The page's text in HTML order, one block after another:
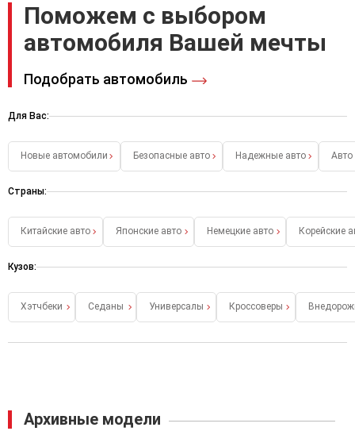
Поможем с выбором
автомобиля Вашей мечты
Подобрать автомобиль
Для Вас:
Новые автомобили Безопасные авто Надежные авто
Страны:
Китайские авто Японские авто Немецкие авто Корейские
Кузов:
Хэтчбеки Седаны Универсалы Кроссоверы
Архивные модели